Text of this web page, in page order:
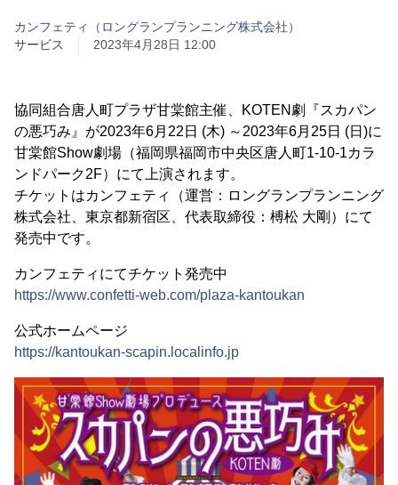
カンフェティ（ロングランプランニング株式会社）
サービス
2023年4月28日 12:00
協同組合唐人町プラザ甘棠館主催、KOTEN劇『スカパン
の悪巧み』が2023年6月22日 (木) ～2023年6月25日 (日)に
甘棠館Show劇場（福岡県福岡市中央区唐人町1-10-1カラ
ンドパーク2F）にて上演されます。
チケットはカンフェティ（運営：ロングランプランニング
株式会社、東京都新宿区、代表取締役：榑松 大剛）にて
発売中です。
カンフェティにてチケット発売中
https://www.confetti-web.com/plaza-kantoukan
公式ホームページ
https://kantoukan-scapin.localinfo.jp